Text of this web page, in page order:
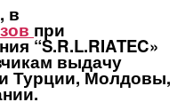
в
при
“S.R.L.RIATEC»
выдачу
Турции, Молдовы,